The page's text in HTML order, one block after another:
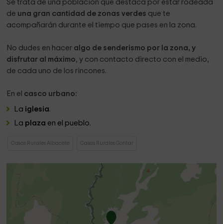
Se trata de una población que destaca por estar rodeada
de una gran cantidad de zonas verdes que te
acompañarán durante el tiempo que pases en la zona.
No dudes en hacer algo de senderismo por la zona, y
disfrutar al máximo, y con contacto directo con el medio,
de cada uno de los rincones.
En el casco urbano:
La iglesia.
La plaza en el pueblo.
Casas Rurales Albacete Casas Rurales Gontar